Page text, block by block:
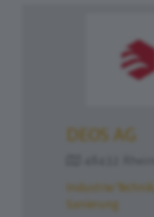
DEOS AG
Industrie/Technik
Sanierung